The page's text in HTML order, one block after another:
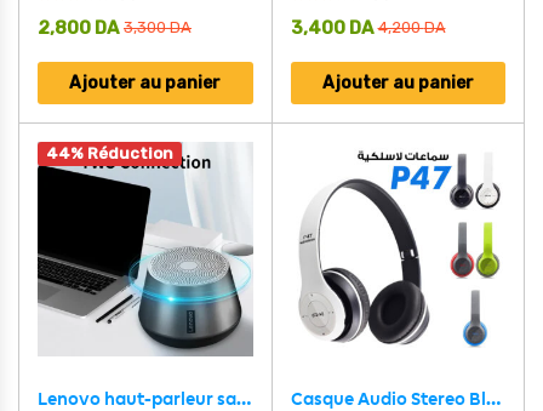
3,300DA
2,800 DA
Ajouter au panier
4,200DA
3,400 DA
Ajouter au panier
44% Réduction
Lenovo haut-parleur sans fil K3 Pro Bluetooth 5.0 Casque Audio Stereo Bluetooth sans fil modèle P47 pliable